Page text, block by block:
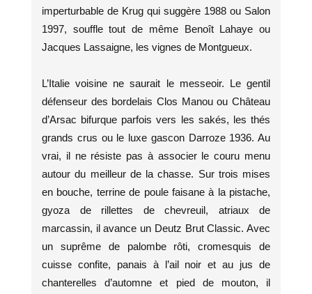
imperturbable de Krug qui suggère 1988 ou Salon
1997, souffle tout de même Benoît Lahaye ou
Jacques Lassaigne, les vignes de Montgueux.
L’Italie voisine ne saurait le messeoir. Le gentil
défenseur des bordelais Clos Manou ou Château
d’Arsac bifurque parfois vers les sakés, les thés
grands crus ou le luxe gascon Darroze 1936. Au
vrai, il ne résiste pas à associer le couru menu
autour du meilleur de la chasse. Sur trois mises
en bouche, terrine de poule faisane à la pistache,
gyoza de rillettes de chevreuil, atriaux de
marcassin, il avance un Deutz Brut Classic. Avec
un suprême de palombe rôti, cromesquis de
cuisse confite, panais à l’ail noir et au jus de
chanterelles d’automne et pied de mouton, il